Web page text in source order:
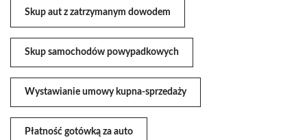
Skup aut z zatrzymanym dowodem
Skup samochodów powypadkowych
Wystawianie umowy kupna-sprzedaży
Płatność gotówką za auto